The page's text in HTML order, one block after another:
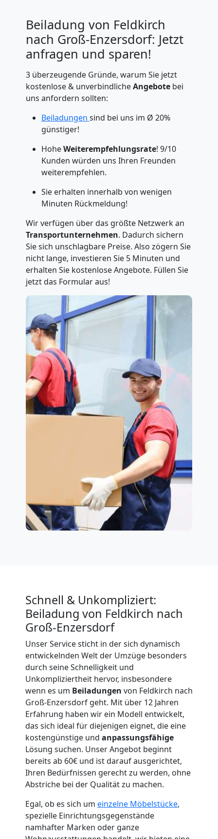
Beiladung von Feldkirch
nach Groß-Enzersdorf: Jetzt
anfragen und sparen!
3 überzeugende Gründe, warum Sie jetzt
kostenlose & unverbindlicheAngebote bei
uns anfordern sollten:
Beiladungen sind bei uns im Ø 20%
günstiger!
HoheWeiterempfehlungsrate! 9/10
Kunden würden uns Ihren Freunden
weiterempfehlen.
Sie erhalten innerhalb von wenigen
Minuten Rückmeldung!
Wir verfügen über das größte Netzwerk an
Transportunternehmen. Dadurch sichern
Sie sich unschlagbare Preise. Also zögern Sie
nicht lange, investieren Sie 5 Minuten und
erhalten Sie kostenlose Angebote. Füllen Sie
jetzt das Formular aus!
Schnell & Unkompliziert:
Beiladung von Feldkirch nach
Groß-Enzersdorf
Unser Service sticht in der sich dynamisch
entwickelnden Welt der Umzüge besonders
durch seine Schnelligkeit und
Unkompliziertheit hervor, insbesondere
wenn es um Beiladungen von Feldkirch nach
Groß-Enzersdorf geht. Mit über 12 Jahren
Erfahrung haben wir ein Modell entwickelt,
das sich ideal für diejenigen eignet, die eine
kostengünstige und anpassungsfähige
Lösung suchen. Unser Angebot beginnt
bereits ab 60€ und ist darauf ausgerichtet,
Ihren Bedürfnissen gerecht zu werden, ohne
Abstriche bei der Qualität zu machen.
Egal, ob es sich um einzelne Möbelstücke,
spezielle Einrichtungsgegenstände
namhafter Marken oder ganze
Umzugshelfer
Feldkirch
Möbeltaxi
Feldkirch
Kleintransport